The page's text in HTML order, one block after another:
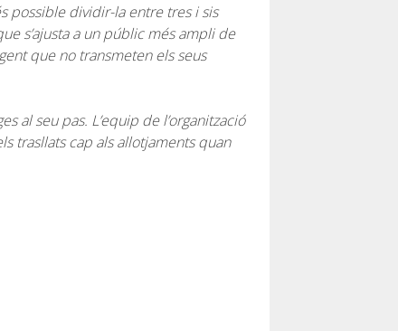
possible dividir-la entre tres i sis
s’ajusta a un públic més ampli de
que no transmeten els seus
al seu pas. L’equip de l’organització
trasllats cap als allotjaments quan